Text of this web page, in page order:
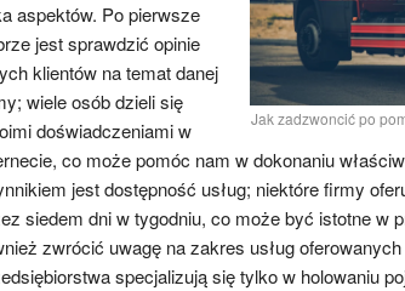
Jak zadzwoncić po
aspektów. Po pierwsze
jest sprawdzić opinie
klientów na temat danej
wiele osób dzieli się
doświadczeniami w
co może pomóc nam w dokonaniu
jest dostępność usług; niektóre firmy
siedem dni w tygodniu, co może być istotne w
zwrócić uwagę na zakres usług
specjalizują się tylko w holowaniu